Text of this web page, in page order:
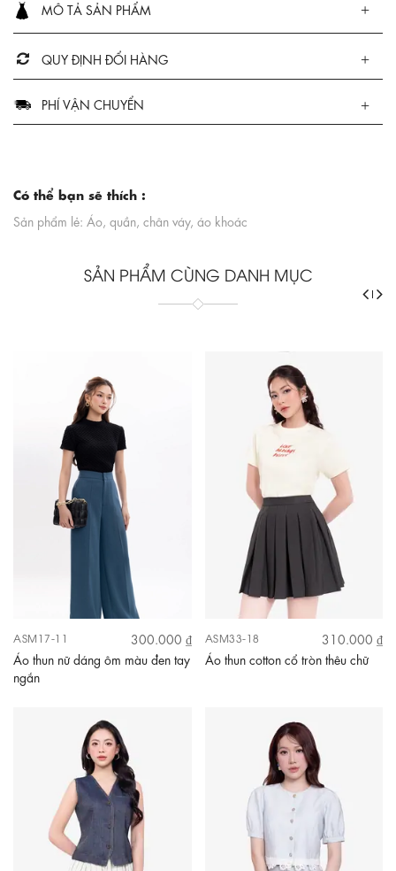
MÔ TẢ SẢN PHẨM
QUY ĐỊNH ĐỔI HÀNG
PHÍ VẬN CHUYỂN
Có thể bạn sẽ thích :
Sản phẩm lẻ: Áo, quần, chân váy, áo khoác
SẢN PHẨM CÙNG DANH MỤC
ASM17-11
300.000 ₫
Áo thun nữ dáng ôm màu đen tay
ngắn
ASM33-18
310.000 ₫
Áo thun cotton cổ tròn thêu chữ